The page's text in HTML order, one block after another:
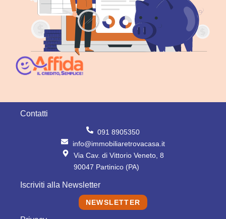
Contatti
091 8905350
info@immobiliaretrovacasa.it
Via Cav. di Vittorio Veneto, 8
90047 Partinico (PA)
Iscriviti alla Newsletter
NEWSLETTER